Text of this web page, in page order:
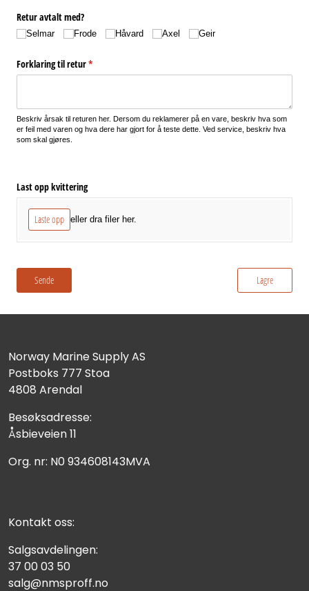
Norway Marine Supply AS
Postboks 777 Stoa
4808 Arendal
Besøksadresse:
Åsbieveien 11
Org. nr: N0 934608143MVA
Kontakt oss:
Salgsavdelingen:
37 00 03 50
salg@nmsproff.no